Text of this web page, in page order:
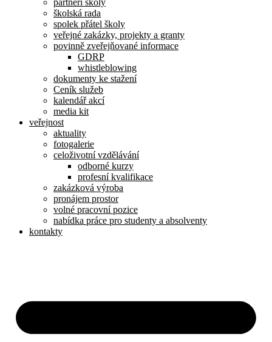
partneři školy
školská rada
spolek přátel školy
veřejné zakázky, projekty a granty
povinně zveřejňované informace
GDRP
whistleblowing
dokumenty ke stažení
Ceník služeb
kalendář akcí
media kit
veřejnost
aktuality
fotogalerie
celoživotní vzdělávání
odborné kurzy
profesní kvalifikace
zakázková výroba
pronájem prostor
volné pracovní pozice
nabídka práce pro studenty a absolventy
kontakty